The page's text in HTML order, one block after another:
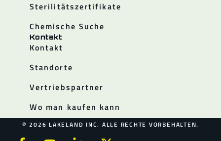
Sterilitätszertifikate
Chemische Suche
Kontakt
Kontakt
Standorte
Vertriebspartner
Wo man kaufen kann
© 2026 LAKELAND INC. ALLE RECHTE VORBEHALTEN.